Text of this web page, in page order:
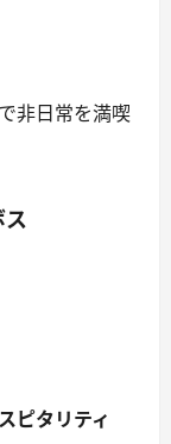
非日常を満喫
ピタリティ